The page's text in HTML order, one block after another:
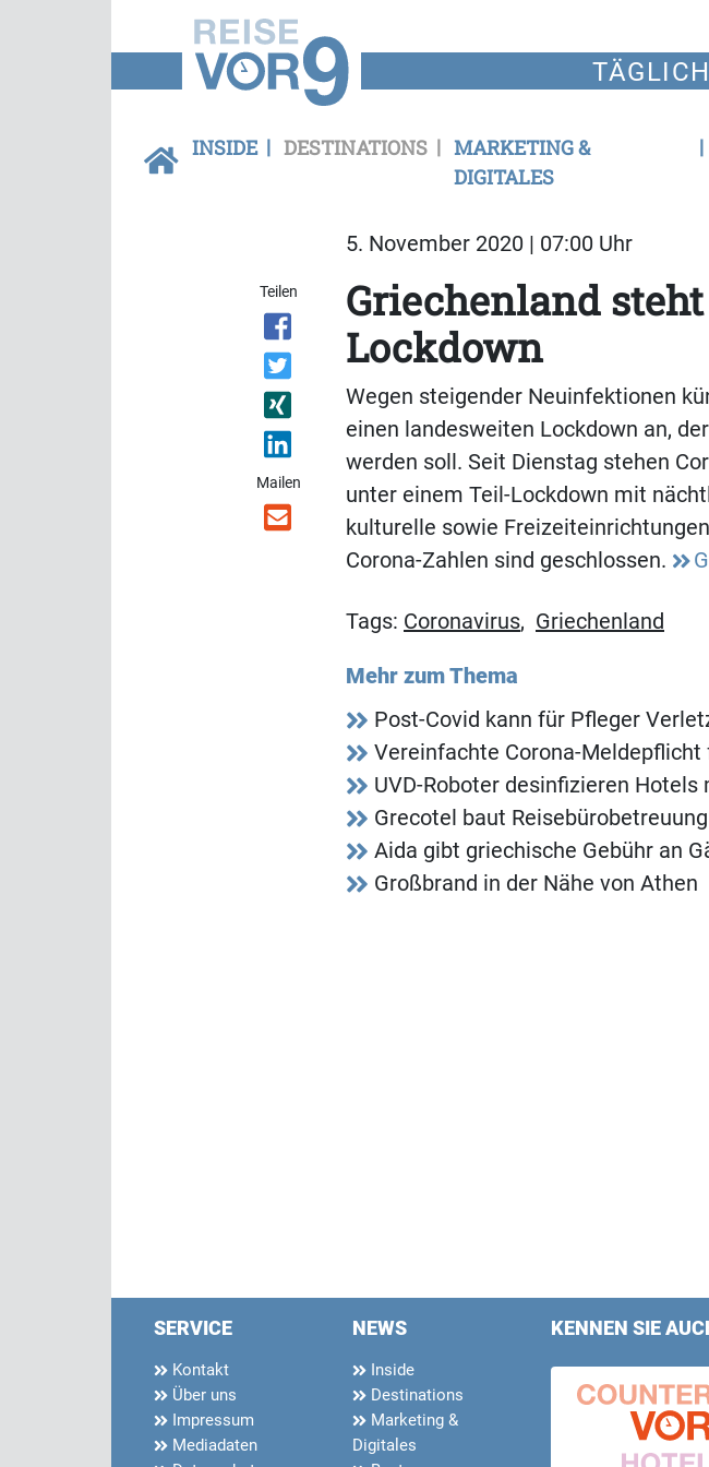
INSIDE DESTINATIONS
MARKETING &
DIGITALES
5. November 2020 | 07:00 Uhr
Teilen
Mailen
Griechenland
Lockdown
Wegen steigender Neuinfektionen
einen landesweiten Lockdown an,
werden soll. Seit Dienstag stehen
unter einem Teil-Lockdown mit
kulturelle sowie
Corona-Zahlen sind geschlossen.
Tags: Coronavirus, Griechenland
Mehr zum Thema
Post-Covid kann für Pfleger
Vereinfachte Corona-
UVD-Roboter desinfizieren Hotels
Grecotel baut
Aida gibt griechische Gebühr an
Großbrand in der Nähe von Athen
SERVICE
Kontakt
Über uns
Impressum
Mediadaten
NEWS
Inside
Destinations
Marketing &
Digitales
KENNEN SIE